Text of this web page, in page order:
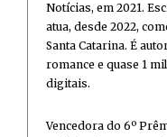
Notícias, em 2021.
atua, desde 2022,
Santa Catarina. É
romance e quase 1
digitais.
Vencedora do 6º